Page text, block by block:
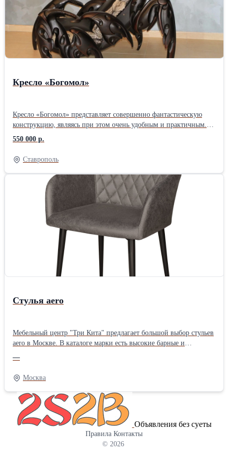
Кресло «Богомол»
Кресло «Богомол» представляет совершенно фантастическую
конструкцию, являясь при этом очень удобным и практичным.
Оно вполне соответствует своему названию и по форме
напоминает это насекомое. Благодаря умелым рукам мастера,
каждая деталь, выполненная из тонированного ясеня,
представляет часть произведения искусства. А в целом, кресло
является настоящим шедевром, который внесет в интерьер нотки
изящества и великолепия. Сиденье и спинка покрыты кожей и
мехом енотовидной собаки.
550 000 р.
Ставрополь
Стулья aero
Мебельный центр "Три Кита" предлагает большой выбор стульев
aero в Москве. В каталоге марки есть высокие барные и
практичность. Их легко представить в интерьере ресторана
премиум-класса, ультрамодного бара или на уютной домашней
кухне. Ознакомиться с каталогом Вы можете на нашем сайте
—
Москва
Объявления без суеты
Правила Контакты
© 2026